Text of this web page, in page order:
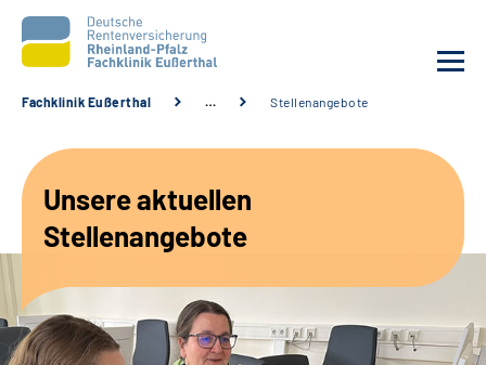
Unsere Angebote
Karriere
Fachklinik Eußerthal … Stellenangebote
Unsere aktuellen
Stellenangebote